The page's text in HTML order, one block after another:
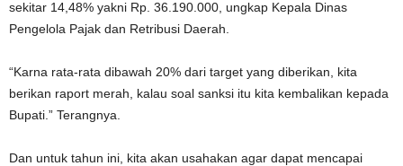
sekitar 14,48% yakni Rp. 36.190.000, ungkap Kepala Dinas
Pengelola Pajak dan Retribusi Daerah.
“Karna rata-rata dibawah 20% dari target yang diberikan, kita
berikan raport merah, kalau soal sanksi itu kita kembalikan kepada
Bupati.” Terangnya.
Dan untuk tahun ini, kita akan usahakan agar dapat mencapai